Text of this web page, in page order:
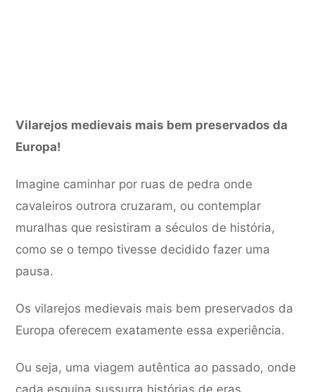
Vilarejos medievais mais bem preservados da
Europa!
Imagine caminhar por ruas de pedra onde
cavaleiros outrora cruzaram, ou contemplar
muralhas que resistiram a séculos de história,
como se o tempo tivesse decidido fazer uma
pausa.
Os vilarejos medievais mais bem preservados da
Europa oferecem exatamente essa experiência.
Ou seja, uma viagem autêntica ao passado, onde
cada esquina sussurra histórias de eras